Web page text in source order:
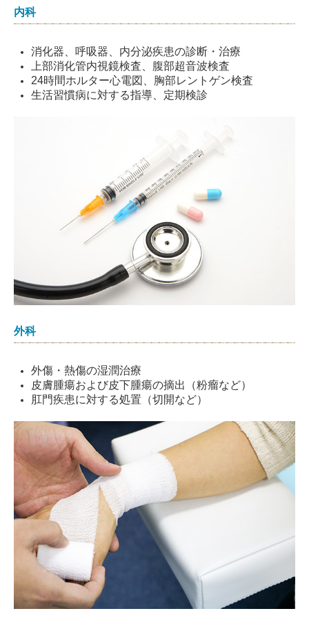
内科
消化器、呼吸器、内分泌疾患の診断・治療
上部消化管内視鏡検査、腹部超音波検査
24時間ホルター心電図、胸部レントゲン検査
生活習慣病に対する指導、定期検診
外科
外傷・熱傷の湿潤治療
皮膚腫瘍および皮下腫瘍の摘出（粉瘤など）
肛門疾患に対する処置（切開など）